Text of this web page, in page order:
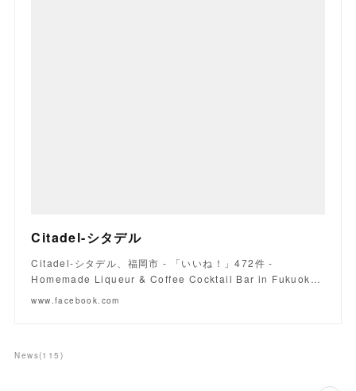
Citadel-シタデル
Citadel-シタデル、福岡市 - 「いいね！」472件 -
Homemade Liqueur & Coffee Cocktail Bar in Fukuok…
www.facebook.com
News(115 )